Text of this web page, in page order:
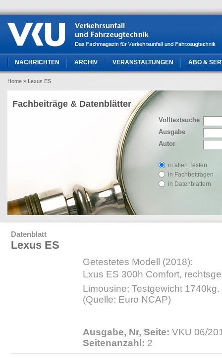
NACHRICHTEN ARCHIV VERANSTALTUNGEN ABO &
Home » Lexus ES
Volltextsuche
Ausgabe
Autor
in allen Texten
in Fachbeiträgen
in Datenblättern
Fachbeiträge & Datenblätter
Datenblatt
Lexus ES
Getestetes Modell (2018):
Lxus ES 300h Comfort,
Limousine; Testgewicht 1740kg.
(Quelle: Euro NCAP)
Ausgabe, Nr, Seite: VKU 06/
Seitenanzahl: 2